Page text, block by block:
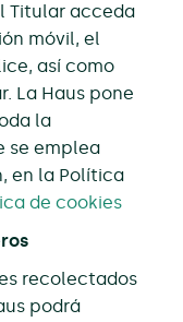
Titular acceda
móvil, el
así como
La Haus pone
la
se emplea
en la Política
de cookies
recolectados
podrá